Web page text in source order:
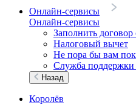
Онлайн-сервисы
Онлайн-сервисы
Заполнить договор
Налоговый вычет
Не пора бы вам
Служба поддержки
Назад
Королёв